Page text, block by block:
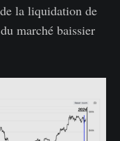
la liquidation de
marché baissier